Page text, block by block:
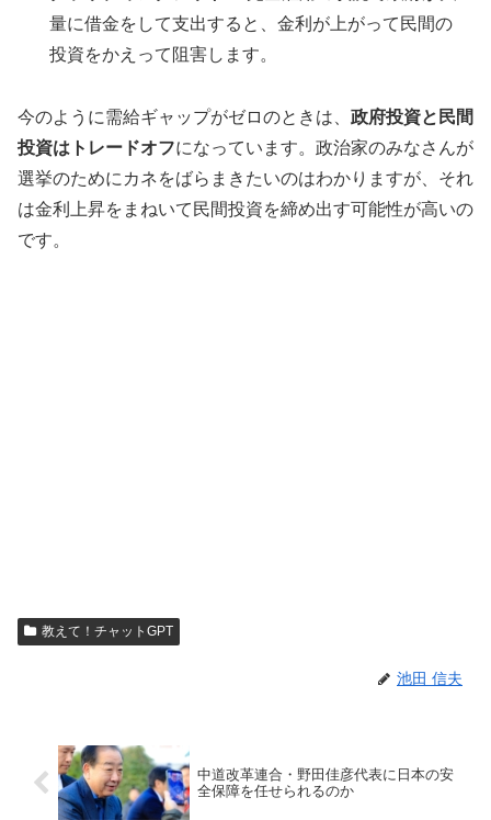
量に借金をして支出すると、金利が上がって民間の
投資をかえって阻害します。
今のように需給ギャップがゼロのときは、 政府投資と民間
投資はトレードオフになっています。政治家のみなさんが
選挙のためにカネをばらまきたいのはわかりますが、それ
は金利上昇をまねいて民間投資を締め出す可能性が高いの
です。
教えて！チャットGPT
池田 信夫
中道改革連合・野田佳彦代表に日本の安
全保障を任せられるのか